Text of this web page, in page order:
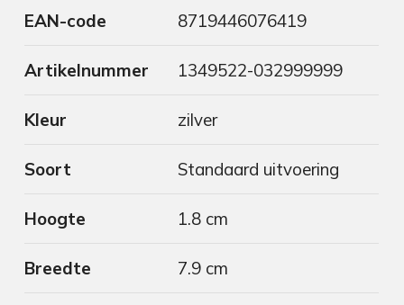
EAN-code 8719446076419
Artikelnummer 1349522-032999999
Kleur zilver
Soort Standaard uitvoering
Hoogte 1.8 cm
Breedte 7.9 cm